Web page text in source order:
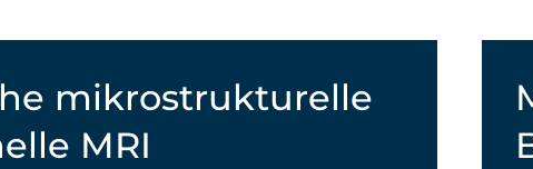
mikrostrukturelle
MRI